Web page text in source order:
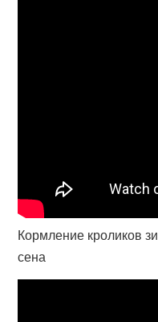
Кормление кроликов
сена